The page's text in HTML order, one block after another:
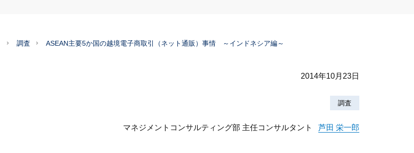
調査 ASEAN主要5か国の越境電子商取引（ネット通販）事情 ～インドネシア編～
2014年10月23日
調査
マネジメントコンサルティング部 主任コンサルタント 芦田 栄一郎